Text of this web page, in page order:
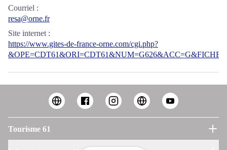
Courriel :
resa@orne.fr
Site internet :
https://www.gites-de-france-orne.com/cgi.php?
Tourisme 61